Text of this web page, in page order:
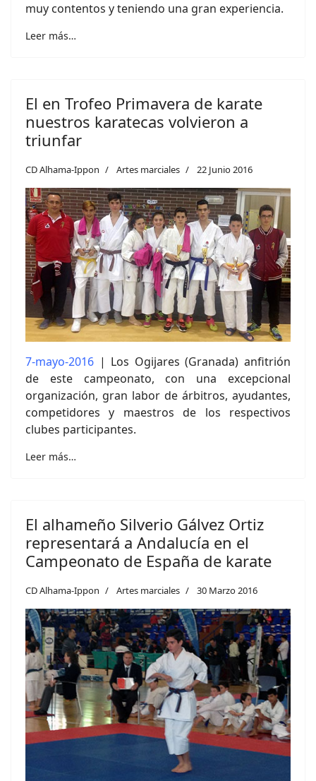
muy contentos y teniendo una gran experiencia.
Leer más…
El en Trofeo Primavera de karate
nuestros karatecas volvieron a
triunfar
CD Alhama-Ippon Artes marciales 22 Junio 2016
7-mayo-2016 | Los Ogijares (Granada) anfitrión
de este campeonato, con una excepcional
organización, gran labor de árbitros, ayudantes,
competidores y maestros de los respectivos
clubes participantes.
Leer más…
El alhameño Silverio Gálvez Ortiz
representará a Andalucía en el
Campeonato de España de karate
CD Alhama-Ippon Artes marciales 30 Marzo 2016